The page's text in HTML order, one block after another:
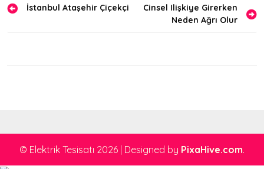
Yazıİstanbul Ataşehir Çiçekçi
Cinsel Ilişkiye Girerken
Neden Ağrı Olur
© Elektrik Tesisatı 2026 Designed by PixaHive.com.